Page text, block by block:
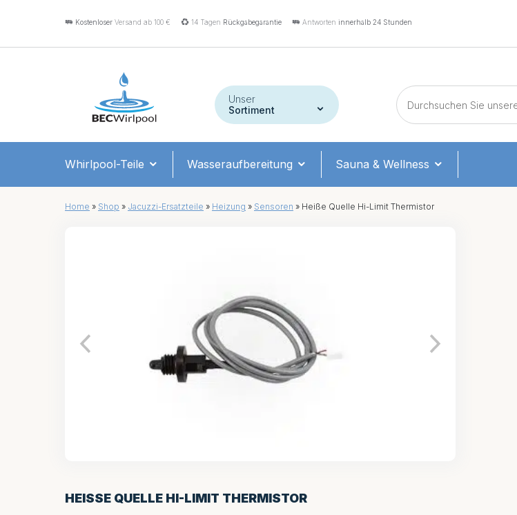
Kostenloser Versand ab 100 € 14 Tagen Rückgabegarantie Antworten innerhalb 24 Stunden
Unser
Sortiment
Whirlpool-Teile Wasseraufbereitung Sauna & Wellness
Home » Shop » Jacuzzi-Ersatzteile » Heizung » Sensoren » Heiße Quelle Hi-Limit Thermistor
HEISSE QUELLE HI-LIMIT THERMISTOR